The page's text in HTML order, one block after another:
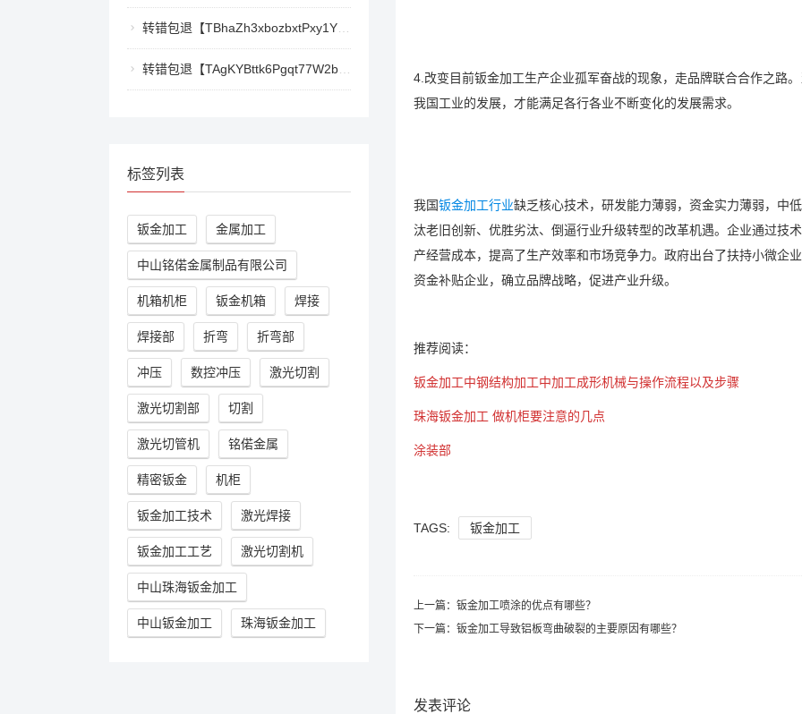
转错包退【TBhaZh3xbozbxtPxy1YF4QaK2e77777777】客服TeleGram:【@TrxEm】
转错包退【TAgKYBttk6Pgqt77W2bg3Kmyk3RyjoZEti】客服TeleGram:【@TrxEm】
标签列表
钣金加工 金属加工
中山铭偌金属制品有限公司
机箱机柜 钣金机箱 焊接
焊接部 折弯 折弯部
冲压 数控冲压 激光切割
激光切割部 切割
激光切管机 铭偌金属
精密钣金 机柜
钣金加工技术 激光焊接
钣金加工工艺 激光切割机
中山珠海钣金加工
中山钣金加工 珠海钣金加工
4.改变目前钣金加工生产企业孤军奋战的现象，走品牌联合合作之路
我国工业的发展，才能满足各行各业不断变化的发展需求。
我国钣金加工行业缺乏核心技术，研发能力薄弱，资金实力薄弱，中
汰老旧创新、优胜劣汰、倒逼行业升级转型的改革机遇。企业通过技
产经营成本，提高了生产效率和市场竞争力。政府出台了扶持小微企
资金补贴企业，确立品牌战略，促进产业升级。
推荐阅读：
钣金加工中钢结构加工中加工成形机械与操作流程以及步骤
珠海钣金加工 做机柜要注意的几点
涂装部
TAGS: 钣金加工
上一篇： 钣金加工喷涂的优点有哪些？
下一篇： 钣金加工导致铝板弯曲破裂的主要原因有哪些？
发表评论